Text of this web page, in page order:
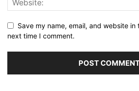
Save my name, email, and website
next time I comment.